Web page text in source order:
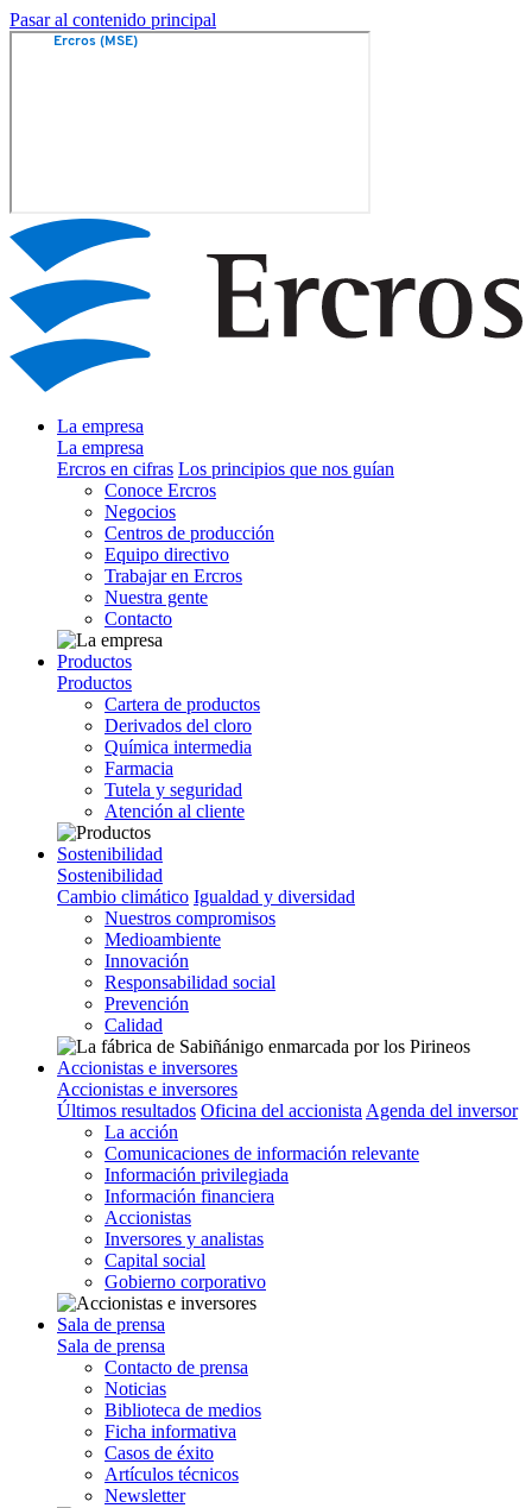
Pasar al contenido principal
La empresa
La empresa
Ercros en cifras Los principios que nos guían
Conoce Ercros
Negocios
Centros de producción
Equipo directivo
Trabajar en Ercros
Nuestra gente
Contacto
Productos
Productos
Cartera de productos
Derivados del cloro
Química intermedia
Farmacia
Tutela y seguridad
Atención al cliente
Sostenibilidad
Sostenibilidad
Cambio climático Igualdad y diversidad
Nuestros compromisos
Medioambiente
Innovación
Responsabilidad social
Prevención
Calidad
Accionistas e inversores
Accionistas e inversores
Últimos resultados Oficina del accionista Agenda del inversor
La acción
Comunicaciones de información relevante
Información privilegiada
Información financiera
Accionistas
Inversores y analistas
Capital social
Gobierno corporativo
Sala de prensa
Sala de prensa
Contacto de prensa
Noticias
Biblioteca de medios
Ficha informativa
Casos de éxito
Artículos técnicos
Newsletter